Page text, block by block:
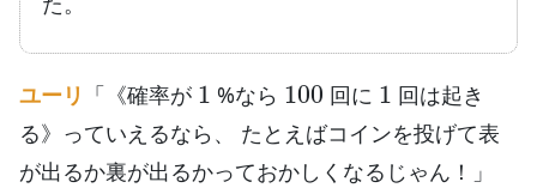
ユーリ 「《確率が
1
%なら
100
回に
1
回は起き
る》っていえるなら、 たとえばコインを投げて表
が出るか裏が出るかっておかしくなるじゃん！」